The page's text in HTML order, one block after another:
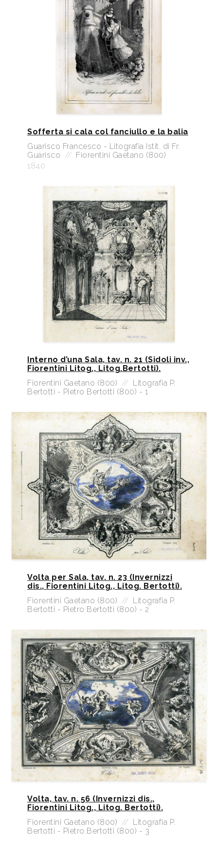
Sofferta si cala col fanciullo e la balia
Guarisco Francesco - Litografia Istit. di Fr.
Guarisco // Fiorentini Gaetano (800)
1840
Interno d’una Sala, tav. n. 21 (Sidoli inv.,
Fiorentini Litog., Litog.Bertotti).
Fiorentini Gaetano (800) // Litografia P.
Bertotti - Pietro Bertotti (800) - 1
Volta per Sala, tav. n. 23 (Invernizzi
dis., Fiorentini Litog., Litog. Bertotti).
Fiorentini Gaetano (800) // Litografia P.
Bertotti - Pietro Bertotti (800) - 2
Volta, tav. n. 56 (Invernizzi dis.,
Fiorentini Litog., Litog. Bertotti).
Fiorentini Gaetano (800) // Litografia P.
Bertotti - Pietro Bertotti (800) - 3